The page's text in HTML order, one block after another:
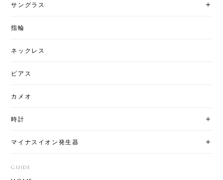
サングラス
指輪
ネックレス
ピアス
カメオ
時計
マイナスイオン発生器
GUIDE